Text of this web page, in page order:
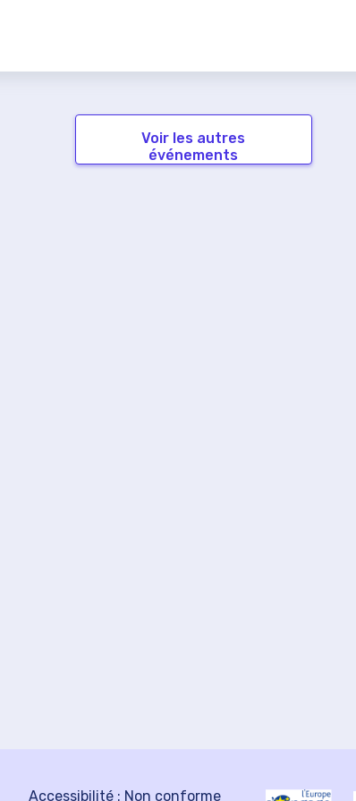
Voir les autres
événements
Accessibilité : Non conforme